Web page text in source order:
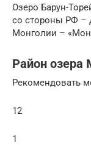
Озеро Барун-
со стороны РФ –
Монголии –
Район
Рекомендовать
12
1